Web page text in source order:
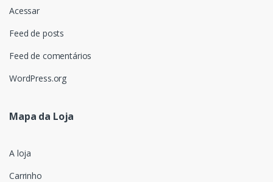
Acessar
Feed de posts
Feed de comentários
WordPress.org
Mapa da Loja
A loja
Carrinho